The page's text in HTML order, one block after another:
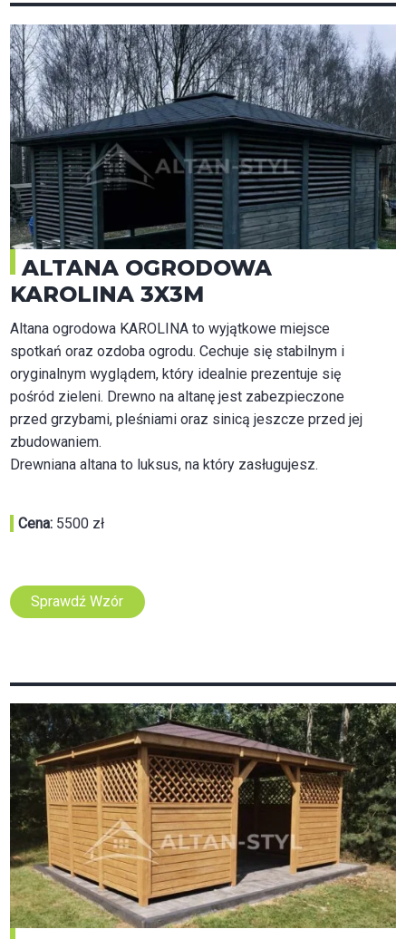
ALTANA OGRODOWA
KAROLINA 3X3M
Altana ogrodowa KAROLINA to wyjątkowe miejsce
spotkań oraz ozdoba ogrodu. Cechuje się stabilnym i
oryginalnym wyglądem, który idealnie prezentuje się
pośród zieleni. Drewno na altanę jest zabezpieczone
przed grzybami, pleśniami oraz sinicą jeszcze przed jej
zbudowaniem.
Drewniana altana to luksus, na który zasługujesz.
Cena: 5500 zł
Sprawdź Wzór